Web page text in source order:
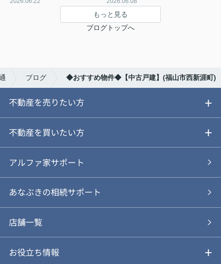
もっと見る
ブログトップへ
ブログ ◆おすすめ物件◆【中古戸建】(福山市西新涯町)
不動産を売りたい方
ご売却ガイド
ご売却の流れ
あなぶきの仲介
あなぶきの買取
仲介と買取のメリット・デメリット
不動産を買いたい方
ご購入ガイド
物件を探す
購入の流れ
購入前も後も安心サポート
アルファ家サポート
あなぶきの相続サポート
店舗一覧
お役立ち情報